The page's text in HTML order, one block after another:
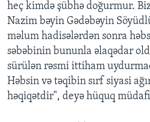
heç kimdə şübhə doğurmur.
Nazim bəyin Gədəbəyin
məlum hadisələrdən sonra
səbəbinin bununla əlaqədar
sürülən rəsmi ittiham
Həbsin və təqibin sırf siyasi
həqiqətdir", deyə hüquq